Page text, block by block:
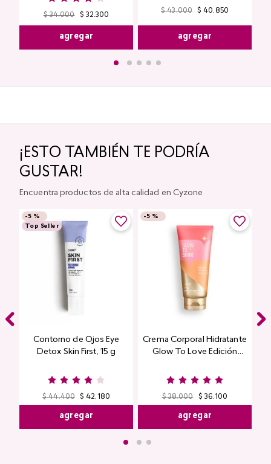
$ 34.000 $ 32.300
agregar
$ 43.000 $ 40. 850
agregar
¡ESTO TAMBIÉN TE PODRÍA
GUSTAR!
Encuentra productos de alta calidad en Cyzone
-5 %
Top Seller
Contorno de Ojos Eye
Detox Skin First, 15 g
$ 44.400 $ 42.180
agregar
-5 %
Crema Corporal Hidratante
Glow To Love Edición
$ 38.000 $ 36.100
agregar